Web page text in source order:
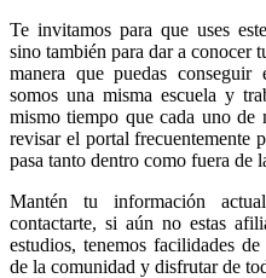
Te invitamos para que uses
sino también para dar a conocer
manera que puedas
somos una misma escuela y
mismo tiempo que cada uno de
revisar el portal frecuentemente
pasa tanto dentro como fuera de
Mantén tu información
contactarte, si aún no estas
estudios, tenemos facilidades
de la comunidad y disfrutar de